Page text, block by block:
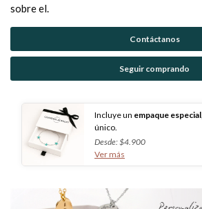
sobre el.
Contáctanos
Seguir comprando
Incluye un empaque especial
único.
Desde: $4.900
Ver más